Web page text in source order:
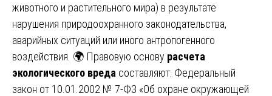
животного и растительного мира) в результате
нарушения природоохранного законодательства,
аварийных ситуаций или иного антропогенного
воздействия. 🌍 Правовую основу расчета
экологического вреда составляют: Федеральный
закон от 10.01.2002 № 7-ФЗ «Об охране окружающей